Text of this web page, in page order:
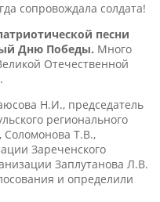
сопровождала солдата!
песни
Дню Победы. Много
Отечественной
Н.И., председатель
регионального
Т.В.,
Зареченского
Заплутанова Л.В.
и определили